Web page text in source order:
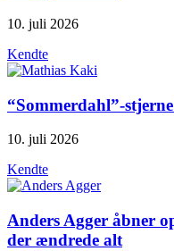
10. juli 2026
Kendte
“Sommerdahl”-
10. juli 2026
Kendte
Anders Agger åbner
der ændrede alt